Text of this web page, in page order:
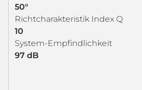
50°
Richtcharakteristik Index Q
10
System-Empfindlichkeit
97 dB